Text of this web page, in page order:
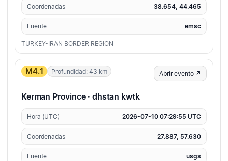
Coordenadas 38.654, 44.465
Fuente emsc
TURKEY-IRAN BORDER REGION
M4.1 Profundidad: 43 km Abrir evento ↗
Kerman Province · dhstan kwtk
Hora (UTC) 2026-07-10 07:29:55 UTC
Coordenadas 27.887, 57.630
Fuente usgs